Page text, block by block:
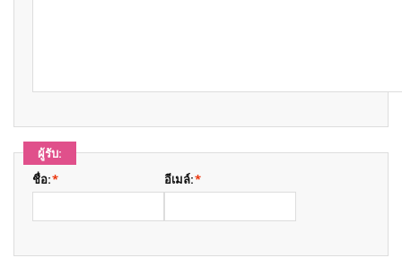
ผู้รับ:
*
ชื่อ: *
อีเมล์: